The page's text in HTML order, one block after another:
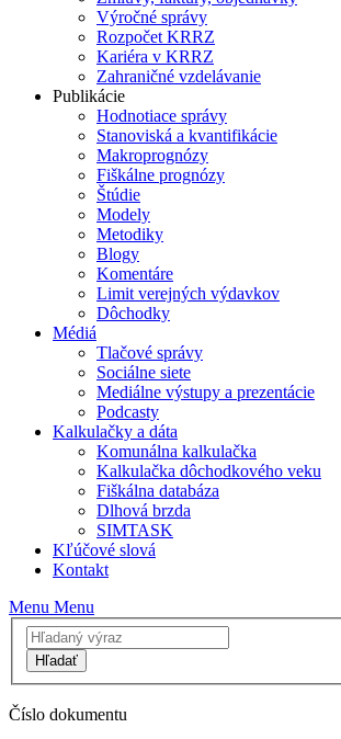
Výročné správy
Rozpočet KRRZ
Kariéra v KRRZ
Zahraničné vzdelávanie
Publikácie
Hodnotiace správy
Stanoviská a kvantifikácie
Makroprognózy
Fiškálne prognózy
Štúdie
Modely
Metodiky
Blogy
Komentáre
Limit verejných výdavkov
Dôchodky
Médiá
Tlačové správy
Sociálne siete
Mediálne výstupy a prezentácie
Podcasty
Kalkulačky a dáta
Komunálna kalkulačka
Kalkulačka dôchodkového veku
Fiškálna databáza
Dlhová brzda
SIMTASK
Kľúčové slová
Kontakt
Menu Menu
Hľadať
Číslo dokumentu